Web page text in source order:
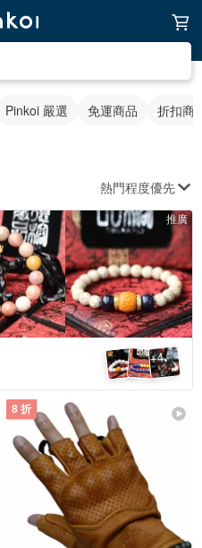
Pinkoi 嚴選 免運商品 折扣商
熱門程度優先
推廣
+4
8 折